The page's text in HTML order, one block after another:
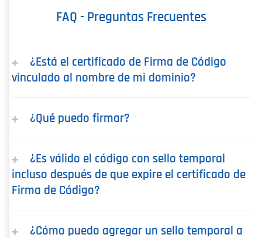
FAQ - Preguntas Frecuentes
¿Está el certificado de Firma de Código
vinculado al nombre de mi dominio?
¿Qué puedo firmar?
¿Es válido el código con sello temporal
incluso después de que expire el certificado de
Firma de Código?
¿Cómo puedo agregar un sello temporal a